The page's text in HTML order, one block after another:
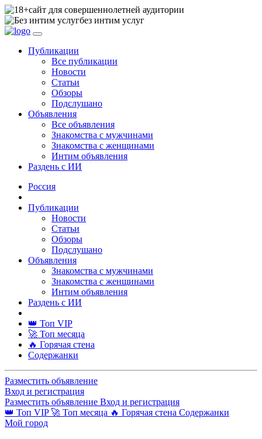
сайт для совершеннолетней аудитории
без интим услуг
Публикации
Все публикации
Новости
Статьи
Обзоры
Подслушано
Объявления
Все объявления
Знакомства с мужчинами
Знакомства с женщинами
Интим объявления
Раздень с ИИ
Россия
Публикации
Новости
Статьи
Обзоры
Подслушано
Объявления
Знакомства с мужчинами
Знакомства с женщинами
Интим объявления
Раздень с ИИ
👑 Топ VIP
🚀 Топ месяца
🔥 Горячая стена
Содержанки
Разместить объявление
Вход и регистрация
Разместить объявление Вход и регистрация
👑 Топ VIP 🚀 Топ месяца 🔥 Горячая стена Содержанки
Мой город